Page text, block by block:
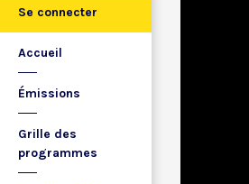
Se connecter
Accueil
Émissions
Grille des
programmes